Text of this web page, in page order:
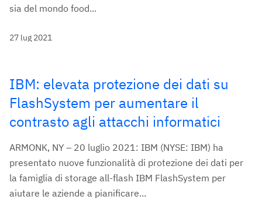
sia del mondo food...
27 lug 2021
IBM: elevata protezione dei dati su
FlashSystem per aumentare il
contrasto agli attacchi informatici
ARMONK, NY – 20 luglio 2021: IBM (NYSE: IBM) ha
presentato nuove funzionalità di protezione dei dati per
la famiglia di storage all-flash IBM FlashSystem per
aiutare le aziende a pianificare...